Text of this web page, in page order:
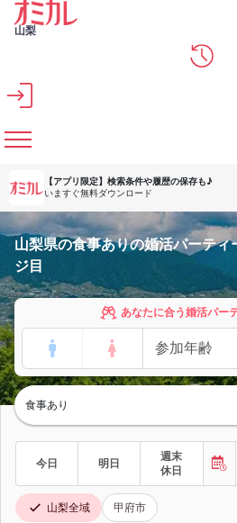
メインコンテンツへスキップ
山梨
【アプリ限定】 検索条件や履歴の保存も♪
いますぐ無料ダウンロード
山梨県の食事ありの婚活パーテ
ジ目
あなたに合う婚活パー
食事あり
今日 明日
週末
休日
山梨全域 甲府市